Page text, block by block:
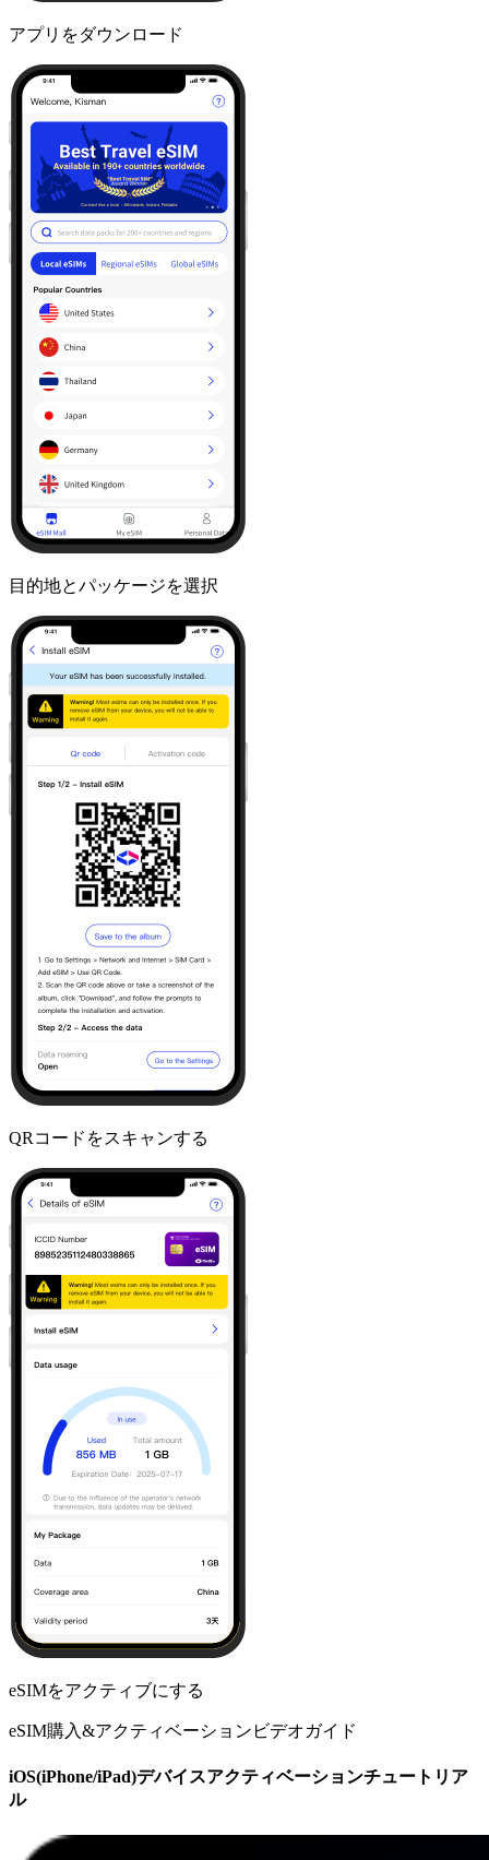
アプリをダウンロード
目的地とパッケージを選択
QRコードをスキャンする
eSIMをアクティブにする
eSIM購入&アクティベーションビデオガイド
iOS(iPhone/iPad)デバイスアクティベーションチュートリア
ル